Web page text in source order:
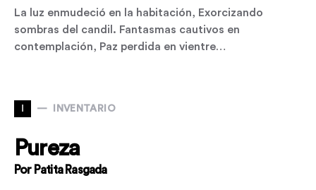
La luz enmudeció en la habitación, Exorcizando
sombras del candil. Fantasmas cautivos en
contemplación, Paz perdida en vientre…
I INVENTARIO
Pureza
Por Patita Rasgada